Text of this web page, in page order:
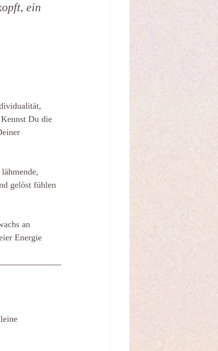
ein
Du die
gelöst fühlen
an
Energie